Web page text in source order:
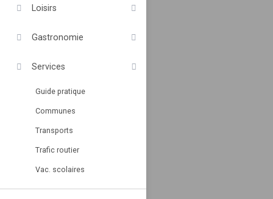
Loisirs
Gastronomie
Services
Guide pratique
Communes
Transports
Trafic routier
Vac. scolaires